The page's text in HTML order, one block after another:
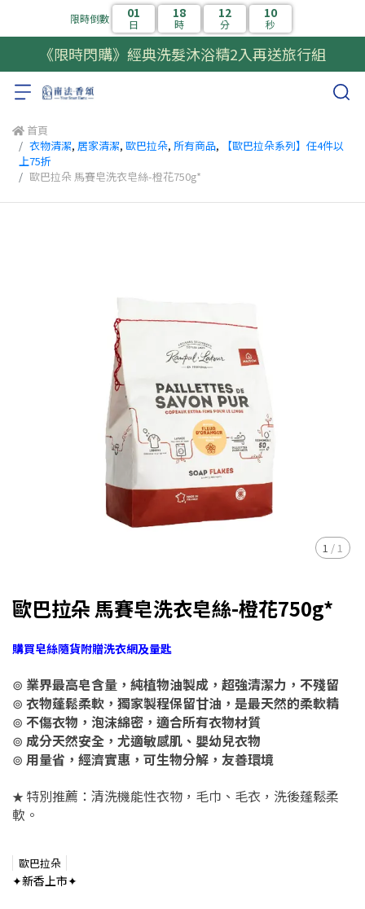
限時倒數 01
日
18
時
12
分
08
秒
《限時閃購》經典洗髮沐浴精2入再送旅行組
首頁
衣物清潔, 居家清潔, 歐巴拉朵, 所有商品,
【歐巴拉朵系列】任4件以
上75折
歐巴拉朵 馬賽皂洗衣皂絲-橙花750g*
1 / 1
歐巴拉朵 馬賽皂洗衣皂絲-橙花750g*
購買皂絲隨貨附贈洗衣網及量匙
⊚ 業界最高皂含量，純植物油製成，超強清潔力，不殘留
⊚ 衣物蓬鬆柔軟，獨家製程保留甘油，是最天然的柔軟精
⊚ 不傷衣物，泡沫綿密，適合所有衣物材質
⊚ 成分天然安全，尤適敏感肌、嬰幼兒衣物
⊚ 用量省，經濟實惠，可生物分解，友善環境
★ 特別推薦：清洗機能性衣物，毛巾、毛衣，洗後蓬鬆柔
軟。
歐巴拉朵
✦新香上市✦